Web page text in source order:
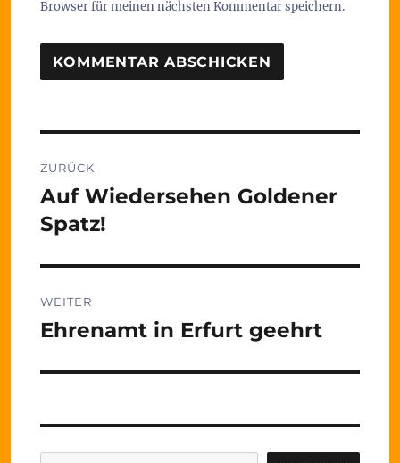
Browser für meinen nächsten Kommentar speichern.
ZURÜCK
Vorheriger
Beitrag:
Auf Wiedersehen Goldener
Spatz!
WEITER
Nächster
Ehrenamt in Erfurt geehrt